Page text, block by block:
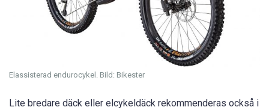
Elassisterad endurocykel. Bild: Bikester
Lite bredare däck eller elcykeldäck rekommenderas också i